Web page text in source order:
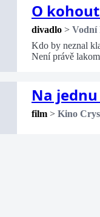
O
divadlo > Vodní
Kdo by neznal
Není právě
Na
film > Kino